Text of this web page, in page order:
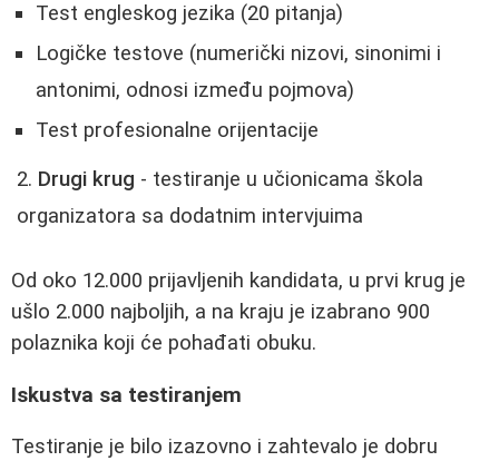
Test engleskog jezika (20 pitanja)
Logičke testove (numerički nizovi, sinonimi i
antonimi, odnosi između pojmova)
Test profesionalne orijentacije
Drugi krug - testiranje u učionicama škola
organizatora sa dodatnim intervjuima
Od oko 12.000 prijavljenih kandidata, u prvi krug je
ušlo 2.000 najboljih, a na kraju je izabrano 900
polaznika koji će pohađati obuku.
Iskustva sa testiranjem
Testiranje je bilo izazovno i zahtevalo je dobru